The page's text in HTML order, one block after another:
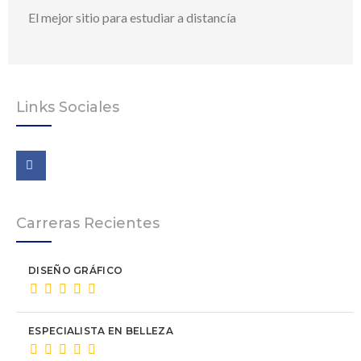
El mejor sitio para estudiar a distancía
Links Sociales
Carreras Recientes
DISEÑO GRÁFICO
ESPECIALISTA EN BELLEZA